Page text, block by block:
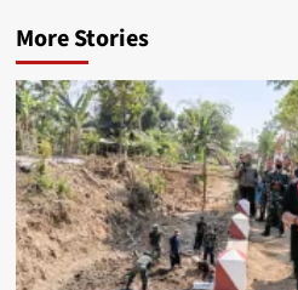
More Stories